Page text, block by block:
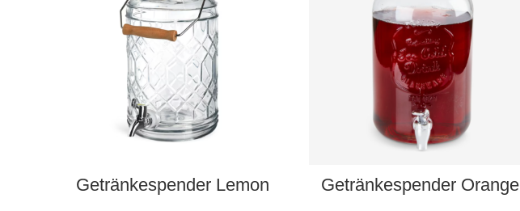
Getränkespender Lemon Getränkespender Orange